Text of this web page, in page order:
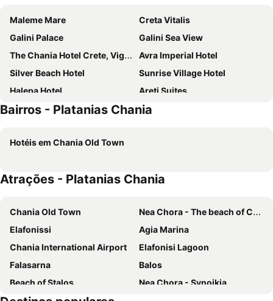
Maleme Mare
Creta Vitalis
Galini Palace
Galini Sea View
The Chania Hotel Crete, Vignette Collection
Avra Imperial Hotel
Silver Beach Hotel
Sunrise Village Hotel
Halepa Hotel
Areti Suites
Myrion Beach Resort & Spa - Adults Only
Euphoria Resort
Oasis Guesthouse
Anais Collection Hotels & Suites
Danaos Hotel
Caldera Village
Atlantica Amalthia Beach Hotel
Vergina Beach Resort
Porto Alegre Hotel
Atlantica Kalliston Resort
Kydon, The Heart City Hotel
Elektra Beach Hotel
Oniros Residences
Geraniotis Hotel & Resort
Domes Noruz Chania, Autograph Collection
Bairros - Platanias Chania
Hotéis em Chania Old Town
Atrações - Platanias Chania
Chania Old Town
Nea Chora - The beach of Chania
Elafonissi
Agia Marina
Chania International Airport
Elafonisi Lagoon
Falasarna
Balos
Beach of Stalos
Nea Chora - Synoikia